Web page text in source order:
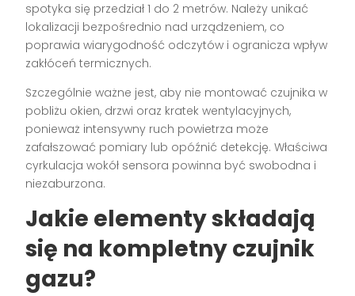
spotyka się przedział 1 do 2 metrów. Należy unikać
lokalizacji bezpośrednio nad urządzeniem, co
poprawia wiarygodność odczytów i ogranicza wpływ
zakłóceń termicznych.
Szczególnie ważne jest, aby nie montować czujnika w
pobliżu okien, drzwi oraz kratek wentylacyjnych,
ponieważ intensywny ruch powietrza może
zafałszować pomiary lub opóźnić detekcję. Właściwa
cyrkulacja wokół sensora powinna być swobodna i
niezaburzona.
Jakie elementy składają
się na kompletny czujnik
gazu?